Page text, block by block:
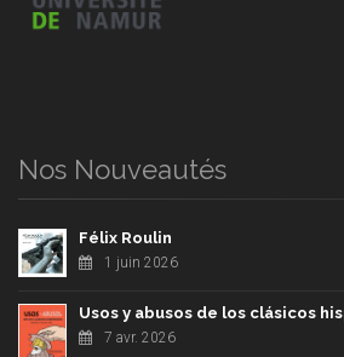
Nos Nouveautés
Félix Roulin
1 juin 2026
Usos y abusos de los clásicos
7 avr. 2026